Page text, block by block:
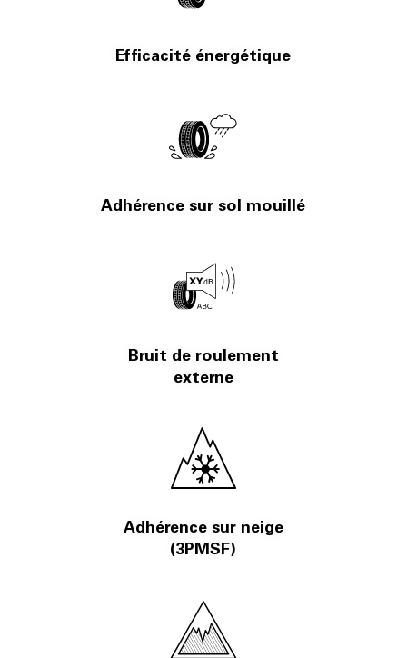
Efficacité énergétique
Adhérence sur sol mouillé
Bruit de roulement
externe
Adhérence sur neige
(3PMSF)